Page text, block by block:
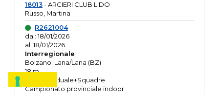
18013- ARCIERI CLUB LIDO
Russo, Martina
R2621004
dal: 18/01/2026
al: 18/01/2026
Interregionale
Bolzano: Lana/Lana (BZ)
18 m
O.R. Individuale+Squadre
Campionato provinciale indoor